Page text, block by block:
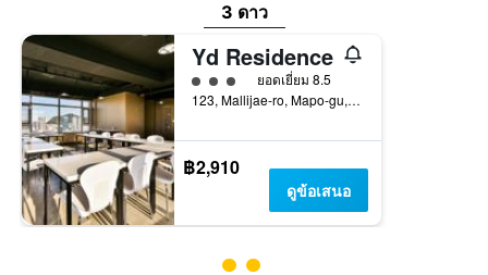
3 ดาว
Yd Residence
ให้ 3 ดาว ยอดเยี่ยม 8.5
123, Mallijae-ro, Mapo-gu, โซล, เกาหลีใต้
฿2,910
ดูข้อเสนอ
ให้ 2 ดาว